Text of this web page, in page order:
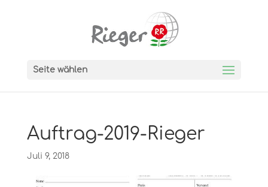
Seite wählen
Auftrag-2019-Rieger
Juli 9, 2018